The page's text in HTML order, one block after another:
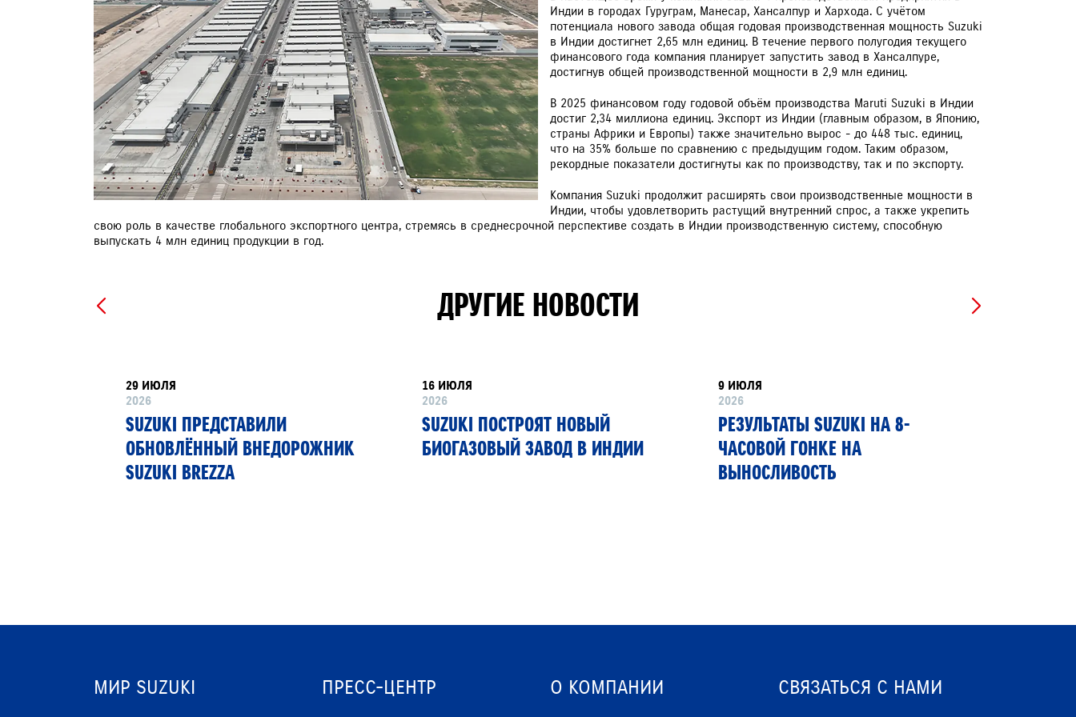
VITARA JIMNY
ДИАГНОСТИКА АВТОМОБИЛЕЙ
ЗАПИСЬ НА ТО РАССЧИТАТЬ ТО
Индии в городах Гуруграм, Манесар, Хансалпур и Хархода. С учётом
потенциала нового завода общая годовая производственная мощность Suzuki
в Индии достигнет 2,65 млн единиц. В течение первого полугодия текущего
финансового года компания планирует запустить завод в Хансалпуре,
достигнув общей производственной мощности в 2,9 млн единиц.
В 2025 финансовом году годовой объём производства Maruti Suzuki в Индии
достиг 2,34 миллиона единиц. Экспорт из Индии (главным образом, в Японию,
страны Африки и Европы) также значительно вырос - до 448 тыс. единиц,
что на 35% больше по сравнению с предыдущим годом. Таким образом,
рекордные показатели достигнуты как по производству, так и по экспорту.
Компания Suzuki продолжит расширять свои производственные мощности в
Индии, чтобы удовлетворить растущий внутренний спрос, а также укрепить
свою роль в качестве глобального экспортного центра, стремясь в среднесрочной перспективе создать в Индии производственную систему, способную
выпускать 4 млн единиц продукции в год.
ДРУГИЕ НОВОСТИ
29 ИЮЛЯ
2026
SUZUKI ПРЕДСТАВИЛИ
ОБНОВЛЁННЫЙ ВНЕДОРОЖНИК
SUZUKI BREZZA
16 ИЮЛЯ
2026
SUZUKI ПОСТРОЯТ НОВЫЙ
БИОГАЗОВЫЙ ЗАВОД В ИНДИИ
9 ИЮЛЯ
2026
РЕЗУЛЬТАТЫ SUZUKI НА 8-
ЧАСОВОЙ ГОНКЕ НА
ВЫНОСЛИВОСТЬ
МИР SUZUKI ПРЕСС-ЦЕНТР О КОМПАНИИ СВЯЗАТЬСЯ С НАМИ